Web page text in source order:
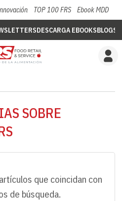
TOP 100 FRS Ebook MDD
DESCARGA EBOOKSBLOGS
SOBRE
que coincidan con
de búsqueda.